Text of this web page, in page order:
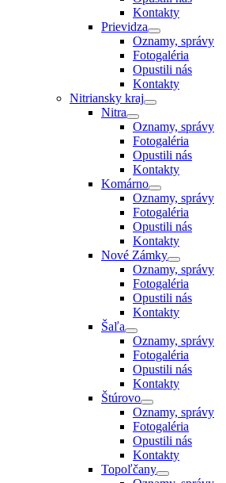
Kontakty
Prievidza
Oznamy, správy
Fotogaléria
Opustili nás
Kontakty
Nitriansky kraj
Nitra
Oznamy, správy
Fotogaléria
Opustili nás
Kontakty
Komárno
Oznamy, správy
Fotogaléria
Opustili nás
Kontakty
Nové Zámky
Oznamy, správy
Fotogaléria
Opustili nás
Kontakty
Šaľa
Oznamy, správy
Fotogaléria
Opustili nás
Kontakty
Štúrovo
Oznamy, správy
Fotogaléria
Opustili nás
Kontakty
Topoľčany